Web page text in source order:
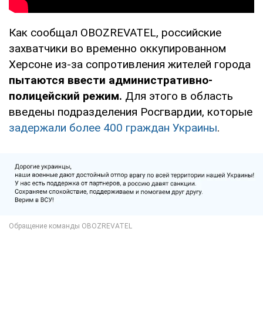
Как сообщал OBOZREVATEL, российские
захватчики во временно оккупированном
Херсоне из-за сопротивления жителей города
пытаются ввести административно-
полицейский режим. Для этого в область
введены подразделения Росгвардии, которые
задержали более 400 граждан Украины.